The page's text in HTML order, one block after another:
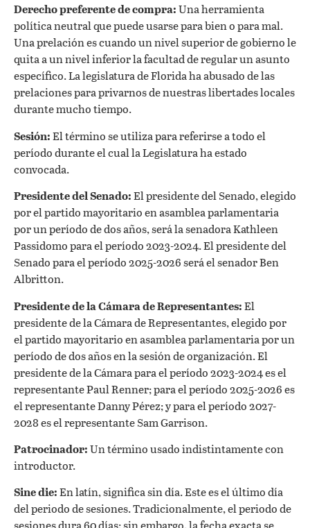
Derecho preferente de compra:Una herramienta
política neutral que puede usarse para bien o para mal.
Una prelación es cuando un nivel superior de gobierno le
quita a un nivel inferior la facultad de regular un asunto
específico. La legislatura de Florida ha abusado de las
prelaciones para privarnos de nuestras libertades locales
durante mucho tiempo.
Sesión:El término se utiliza para referirse a todo el
período durante el cual la Legislatura ha estado
convocada.
Presidente del Senado:El presidente del Senado, elegido
por el partido mayoritario en asamblea parlamentaria
por un período de dos años, será la senadora Kathleen
Passidomo para el período 2023-2024. El presidente del
Senado para el período 2025-2026 será el senador Ben
Albritton.
Presidente de la Cámara de Representantes:El
presidente de la Cámara de Representantes, elegido por
el partido mayoritario en asamblea parlamentaria por un
período de dos años en la sesión de organización. El
presidente de la Cámara para el período 2023-2024 es el
representante Paul Renner; para el período 2025-2026 es
el representante Danny Pérez; y para el período 2027-
2028 es el representante Sam Garrison.
Patrocinador:Un término usado indistintamente con
introductor.
Sine die:En latín, significa sin día. Este es el último día
del periodo de sesiones. Tradicionalmente, el periodo de